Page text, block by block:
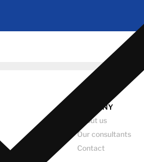
COMPANY
About us
Our consultants
Contact